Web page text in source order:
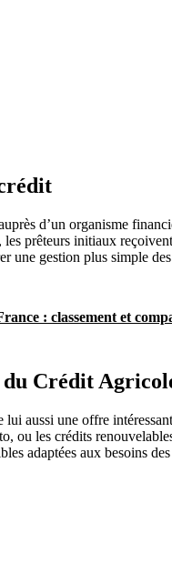
d’un organisme
prêteurs initiaux
une gestion plus simple
: classement et
Crédit
aussi une offre
ou les crédits
adaptées aux besoins